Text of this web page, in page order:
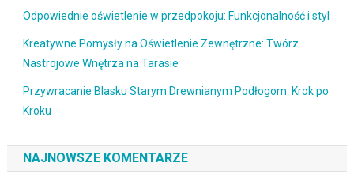
Odpowiednie oświetlenie w przedpokoju: Funkcjonalność i styl
Kreatywne Pomysły na Oświetlenie Zewnętrzne: Twórz
Nastrojowe Wnętrza na Tarasie
Przywracanie Blasku Starym Drewnianym Podłogom: Krok po
Kroku
NAJNOWSZE KOMENTARZE